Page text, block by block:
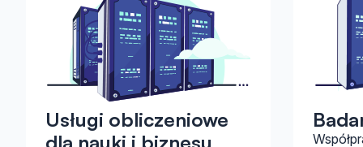
Usługi obliczeniowe
dla nauki i biznesu